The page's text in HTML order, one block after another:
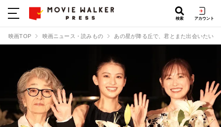
検索 アカウント
映画TOP 映画ニュース・読みもの あの星が降る丘で、君とまた出会いたい。